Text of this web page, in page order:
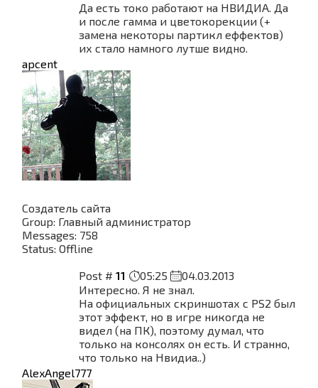
Да есть токо работают на НВИДИА. Да
и после гамма и цветокорекции (+
замена некоторы партикл еффектов)
их стало намного лутше видно.
apcent
Создатель сайта
Group: Главный администратор
Messages: 758
Status: Offline
Post # 11 05:25
04.03.2013
Интересно. Я не знал.
На официальных скриншотах с PS2 был
этот эффект, но в игре никогда не
видел (на ПК), поэтому думал, что
только на консолях он есть. И странно,
что только на Нвидиа..)
AlexAngel777